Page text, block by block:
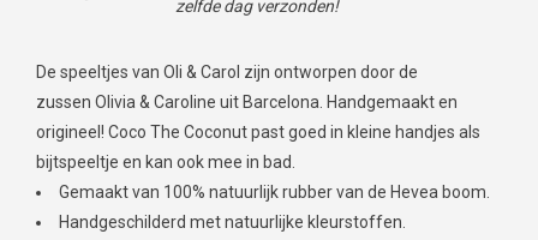
zelfde dag verzonden!
De speeltjes van Oli & Carol zijn ontworpen door de
zussen Olivia & Caroline uit Barcelona. Handgemaakt en
origineel! Coco The Coconut past goed in kleine handjes als
bijtspeeltje en kan ook mee in bad.
Gemaakt van 100% natuurlijk rubber van de Hevea boom.
Handgeschilderd met natuurlijke kleurstoffen.